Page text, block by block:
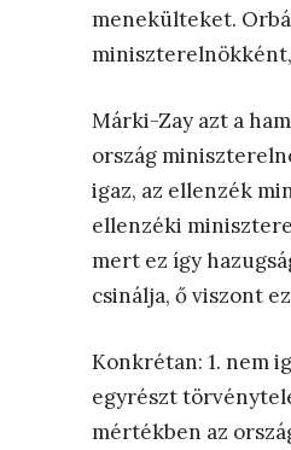
menekülteket.
miniszterelnökként,
Márki-Zay azt a
ország
igaz, az ellenzék
ellenzéki
mert ez így
csinálja, ő viszont
Konkrétan: 1. nem
egyrészt
mértékben az